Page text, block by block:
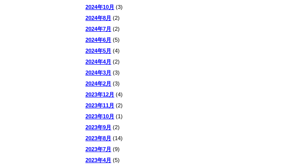
2024年10月 (3)
2024年8月 (2)
2024年7月 (2)
2024年6月 (5)
2024年5月 (4)
2024年4月 (2)
2024年3月 (3)
2024年2月 (3)
2023年12月 (4)
2023年11月 (2)
2023年10月 (1)
2023年9月 (2)
2023年8月 (14)
2023年7月 (9)
2023年4月 (5)